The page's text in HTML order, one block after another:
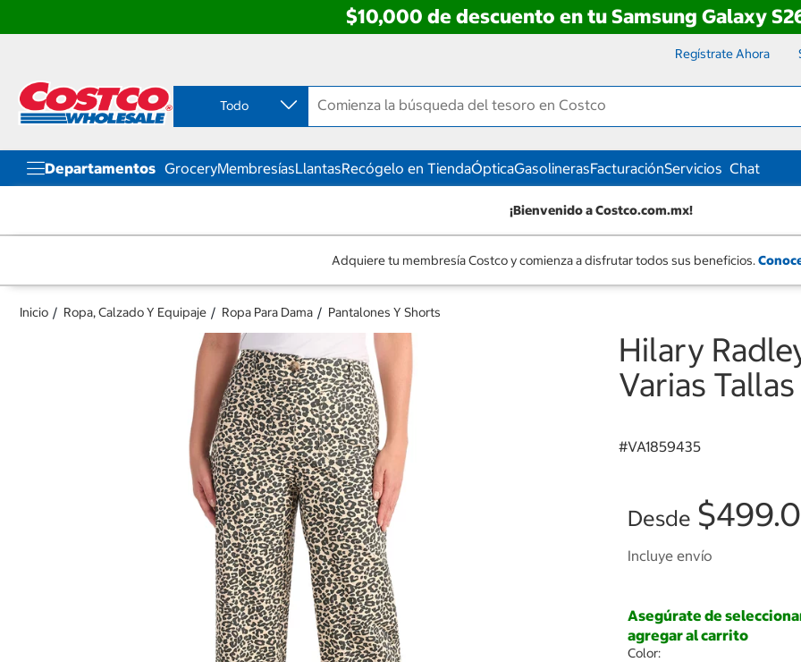
$10,000 de descuento en tu Samsung Galaxy
contenido
menú
navegación
Regístrate Ahora
Todo
Departamentos GroceryMembresíasLlantasRecógelo en TiendaÓpticaGasolinerasFacturaciónServicios Chat
¡Bienvenido a Costco.com.mx!
Adquiere tu membresía Costco y comienza a disfrutar todos sus beneficios.
Inicio Ropa, Calzado Y Equipaje Ropa Para Dama Pantalones Y Shorts
Hilary
Varias
#VA1859435
Desde
Incluye envío
Asegúrate de
agregar al carrito
Color: